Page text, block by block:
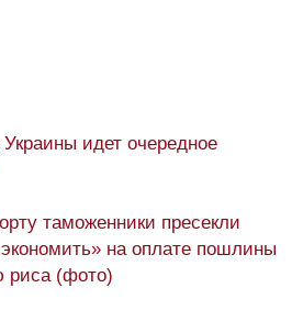
идет очередное
таможенники пресекли
на оплате пошлины
риса (фото)